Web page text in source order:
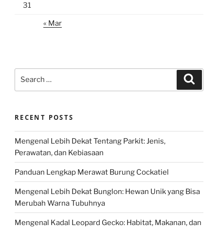
31
« Mar
RECENT POSTS
Mengenal Lebih Dekat Tentang Parkit: Jenis,
Perawatan, dan Kebiasaan
Panduan Lengkap Merawat Burung Cockatiel
Mengenal Lebih Dekat Bunglon: Hewan Unik yang Bisa
Merubah Warna Tubuhnya
Mengenal Kadal Leopard Gecko: Habitat, Makanan, dan